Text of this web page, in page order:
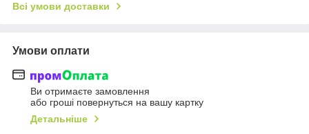
Всі умови доставки
Умови оплати
Ви отримаєте замовлення
або гроші повернуться на вашу картку
Детальніше